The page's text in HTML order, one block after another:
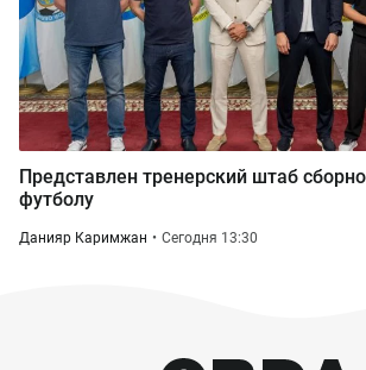
Представлен тренерский штаб
футболу
Данияр Каримжан Сегодня 13:30